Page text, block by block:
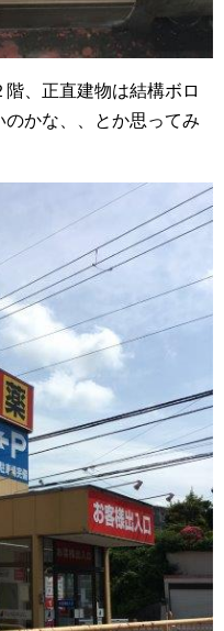
、正直建物は結構ボロ
かな、、とか思ってみ